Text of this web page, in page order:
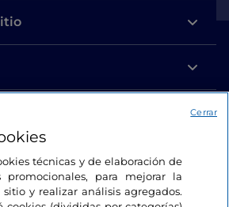
técnicas y de elaboración de
promocionales, para mejorar la
y realizar análisis agregados.
Cerrar